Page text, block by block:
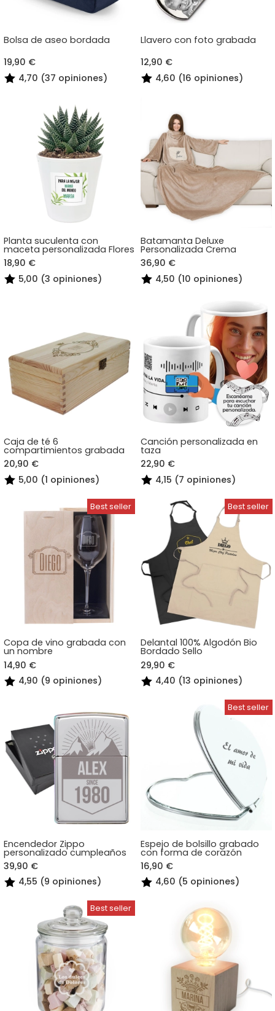
Bolsa de aseo bordada
19,90 €
4,70 (37 opiniones)
Llavero con foto grabada
12,90 €
4,60 (16 opiniones)
Planta suculenta con
maceta personalizada Flores
18,90 €
5,00 (3 opiniones)
Batamanta Deluxe
Personalizada Crema
36,90 €
4,50 (10 opiniones)
Caja de té 6
compartimientos grabada
20,90 €
5,00 (1 opiniones)
Canción personalizada en
taza
22,90 €
4,15 (7 opiniones)
Copa de vino grabada con
un nombre
14,90 €
4,90 (9 opiniones)
Delantal 100% Algodón Bio
Bordado Sello
29,90 €
4,40 (13 opiniones)
Encendedor Zippo
personalizado cumpleaños
39,90 €
4,55 (9 opiniones)
Espejo de bolsillo grabado
con forma de corazón
16,90 €
4,60 (5 opiniones)